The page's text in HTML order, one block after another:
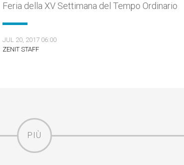
Feria della XV Settimana del Tempo Ordinario
JUL 20, 2017 06:00
ZENIT STAFF
PIÙ